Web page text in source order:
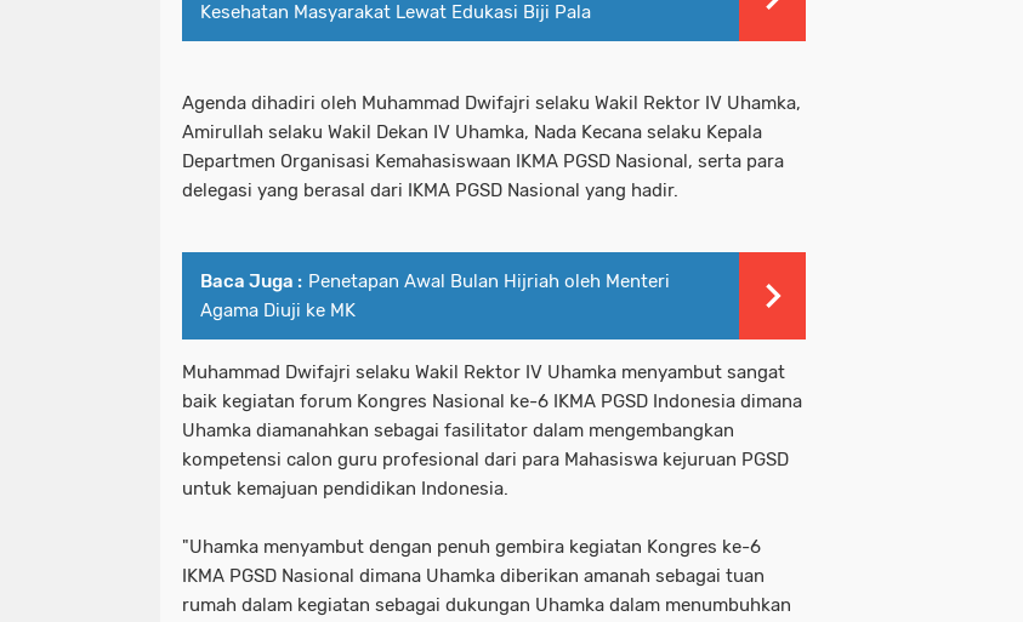
Kesehatan Masyarakat Lewat Edukasi Biji Pala
Agenda dihadiri oleh Muhammad Dwifajri selaku Wakil Rektor IV Uhamka,
Amirullah selaku Wakil Dekan IV Uhamka, Nada Kecana selaku Kepala
Departmen Organisasi Kemahasiswaan IKMA PGSD Nasional, serta para
delegasi yang berasal dari IKMA PGSD Nasional yang hadir.
Baca Juga : Penetapan Awal Bulan Hijriah oleh Menteri
Agama Diuji ke MK
Muhammad Dwifajri selaku Wakil Rektor IV Uhamka menyambut sangat
baik kegiatan forum Kongres Nasional ke-6 IKMA PGSD Indonesia dimana
Uhamka diamanahkan sebagai fasilitator dalam mengembangkan
kompetensi calon guru profesional dari para Mahasiswa kejuruan PGSD
untuk kemajuan pendidikan Indonesia.
"Uhamka menyambut dengan penuh gembira kegiatan Kongres ke-6
IKMA PGSD Nasional dimana Uhamka diberikan amanah sebagai tuan
rumah dalam kegiatan sebagai dukungan Uhamka dalam menumbuhkan